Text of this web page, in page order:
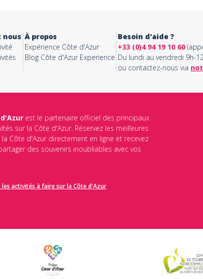
nous À propos
Expérience Côte d'Azur
Blog Côte d'Azur Experience
Besoin d'aide ?
+33 (0)4 94 19 10 60
Du lundi au vendredi 9h-
ou contactez-nous via
est le partenaire officiel des principaux
sur la Côte d'Azur. Réservez les meilleures
Côte d'Azur directement en ligne et recevez
des souvenirs inoubliables avec vos
activités à faire sur la Côte d'Azur